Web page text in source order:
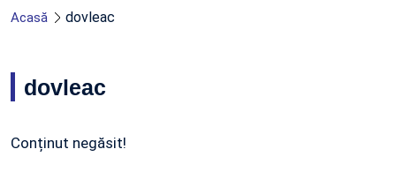
Acasă dovleac
dovleac
Conținut negăsit!